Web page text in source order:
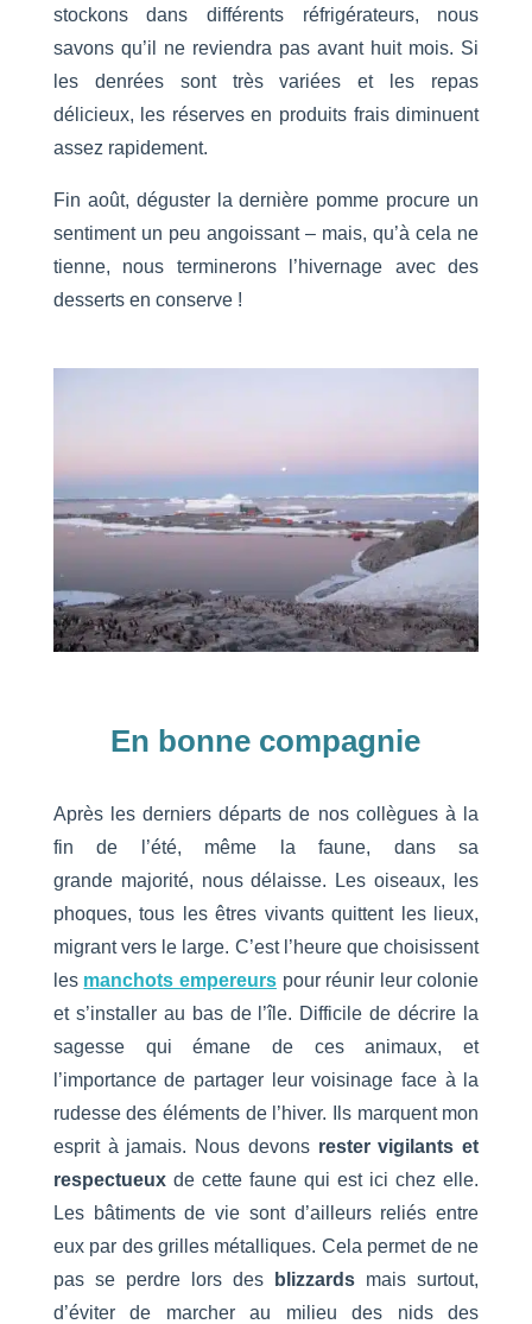
stockons dans différents réfrigérateurs, nous
savons qu’il ne reviendra pas avant huit mois. Si
les denrées sont très variées et les repas
délicieux, les réserves en produits frais diminuent
assez rapidement.
Fin août, déguster la dernière pomme procure un
sentiment un peu angoissant – mais, qu’à cela ne
tienne, nous terminerons l’hivernage avec des
desserts en conserve !
En bonne compagnie
Après les derniers départs de nos collègues à la
fin de l’été, même la faune, dans sa
grande majorité, nous délaisse. Les oiseaux, les
phoques, tous les êtres vivants quittent les lieux,
migrant vers le large. C’est l’heure que choisissent
les manchots empereurspour réunir leur colonie
et s’installer au bas de l’île. Difficile de décrire la
sagesse qui émane de ces animaux, et
l’importance de partager leur voisinage face à la
rudesse des éléments de l’hiver. Ils marquent mon
esprit à jamais. Nous devons rester vigilants et
respectueux de cette faune qui est ici chez elle.
Les bâtiments de vie sont d’ailleurs reliés entre
eux par des grilles métalliques. Cela permet de ne
pas se perdre lors des
blizzards mais surtout,
d’éviter de marcher au milieu des nids des